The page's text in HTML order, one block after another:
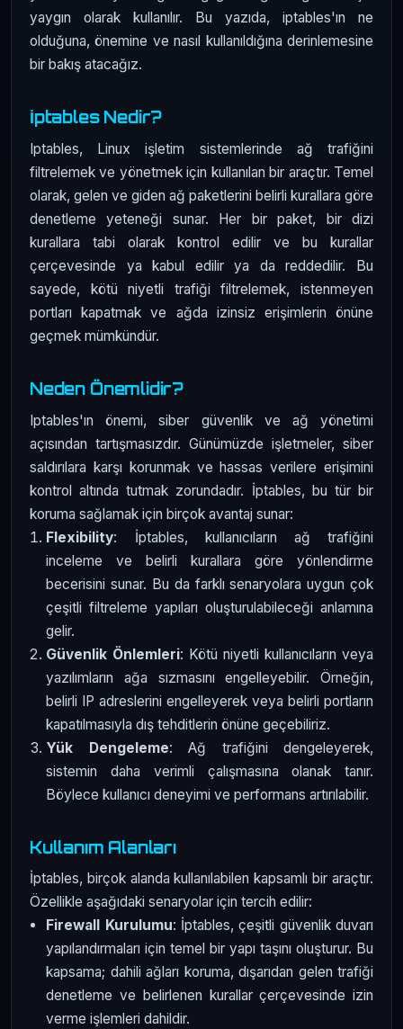
yaygın olarak kullanılır. Bu yazıda, iptables'ın ne
olduğuna, önemine ve nasıl kullanıldığına derinlemesine
bir bakış atacağız.
İptables Nedir?
Iptables, Linux işletim sistemlerinde ağ trafiğini
filtrelemek ve yönetmek için kullanılan bir araçtır. Temel
olarak, gelen ve giden ağ paketlerini belirli kurallara göre
denetleme yeteneği sunar. Her bir paket, bir dizi
kurallara tabi olarak kontrol edilir ve bu kurallar
çerçevesinde ya kabul edilir ya da reddedilir. Bu
sayede, kötü niyetli trafiği filtrelemek, istenmeyen
portları kapatmak ve ağda izinsiz erişimlerin önüne
geçmek mümkündür.
Neden Önemlidir?
Iptables'ın önemi, siber güvenlik ve ağ yönetimi
açısından tartışmasızdır. Günümüzde işletmeler, siber
saldırılara karşı korunmak ve hassas verilere erişimini
kontrol altında tutmak zorundadır. İptables, bu tür bir
koruma sağlamak için birçok avantaj sunar:
Flexibility: İptables, kullanıcıların ağ trafiğini
inceleme ve belirli kurallara göre yönlendirme
becerisini sunar. Bu da farklı senaryolara uygun çok
çeşitli filtreleme yapıları oluşturulabileceği anlamına
gelir.
Güvenlik Önlemleri: Kötü niyetli kullanıcıların veya
yazılımların ağa sızmasını engelleyebilir. Örneğin,
belirli IP adreslerini engelleyerek veya belirli portların
kapatılmasıyla dış tehditlerin önüne geçebiliriz.
Yük Dengeleme: Ağ trafiğini dengeleyerek,
sistemin daha verimli çalışmasına olanak tanır.
Böylece kullanıcı deneyimi ve performans artırılabilir.
Kullanım Alanları
İptables, birçok alanda kullanılabilen kapsamlı bir araçtır.
Özellikle aşağıdaki senaryolar için tercih edilir:
Firewall Kurulumu: İptables, çeşitli güvenlik duvarı
yapılandırmaları için temel bir yapı taşını oluşturur. Bu
kapsama; dahili ağları koruma, dışarıdan gelen trafiği
denetleme ve belirlenen kurallar çerçevesinde izin
verme işlemleri dahildir.